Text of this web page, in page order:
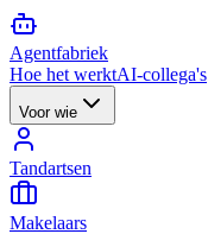
Agentfabriek
Hoe het werktAI-collega's
Voor wie
Tandartsen
Makelaars